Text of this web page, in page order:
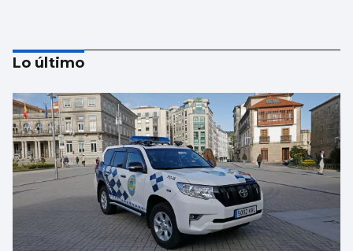
El Puerto pone en marcha el cambio del
“skyline” de Guixar
Lo último